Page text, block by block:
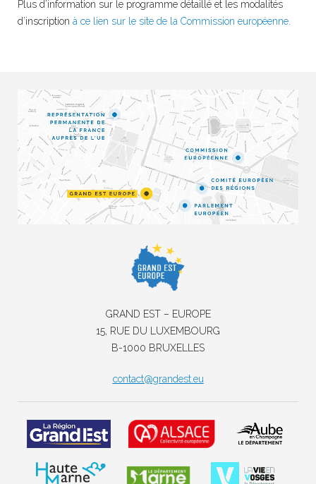
Plus d’information sur le programme détaillé et les modalités
d’inscription à ce lien sur le site de la Commission européenne
GRAND EST – EUROPE
15, RUE DU LUXEMBOURG
B-1000 BRUXELLES
contact@grandest.eu